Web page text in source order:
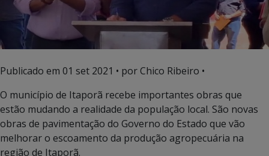
Publicado em 01 set 2021 • por Chico Ribeiro •
O município de Itaporã recebe importantes obras que
estão mudando a realidade da população local. São novas
obras de pavimentação do Governo do Estado que vão
melhorar o escoamento da produção agropecuária na
região de Itaporã.